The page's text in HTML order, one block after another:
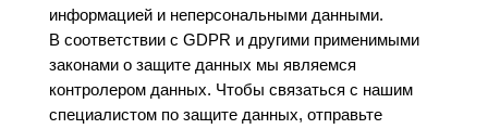
информацией и неперсональными данными.
В соответствии с GDPR и другими применимыми
законами о защите данных мы являемся
контролером данных. Чтобы связаться с нашим
специалистом по защите данных, отправьте